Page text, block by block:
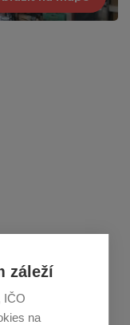
záleží
IČO
na